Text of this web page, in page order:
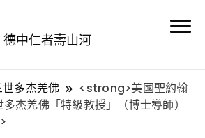
中仁者壽山河
多杰羌佛
<strong>美國聖約翰
杰羌佛「特級教授」（博士導師）